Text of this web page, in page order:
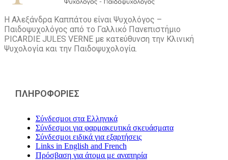
Η Αλεξάνδρα Καππάτου είναι Ψυχολόγος –
Παιδοψυχολόγος από το Γαλλικό Πανεπιστήμιο
PICARDIE JULES VERNE με κατεύθυνση την Kλινική
Ψυχολογία και την Παιδοψυχολογία.
ΠΛΗΡΟΦΟΡΙΕΣ
Σύνδεσμοι στα Ελληνικά
Σύνδεσμοι για φαρμακευτικά σκευάσματα
Σύνδεσμοι ειδικά για εξαρτήσεις
Links in English and French
Πρόσβαση για άτομα με αναπηρία